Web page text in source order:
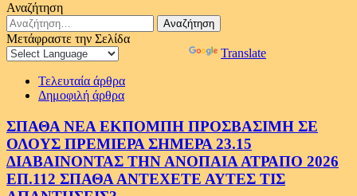
Αναζήτηση
Αναζήτηση
για:
Μετάφραστε την Σελίδα
Translate
Τελευταία άρθρα
Δημοφιλή άρθρα
ΣΠΑΘΑ ΝΕΑ ΕΚΠΟΜΠΗ ΠΡΟΣΒΑΣΙΜΗ ΣΕ
ΟΛΟΥΣ ΠΡΕΜΙΕΡΑ ΣΗΜΕΡΑ 23.15
ΔΙΑΒΑΙΝΟΝΤΑΣ ΤΗΝ ΑΝΟΠΑΙΑ ΑΤΡΑΠΟ 2026
ΕΠ.112 ΣΠΑΘΑ ΑΝΤΕΧΕΤΕ ΑΥΤΕΣ ΤΙΣ